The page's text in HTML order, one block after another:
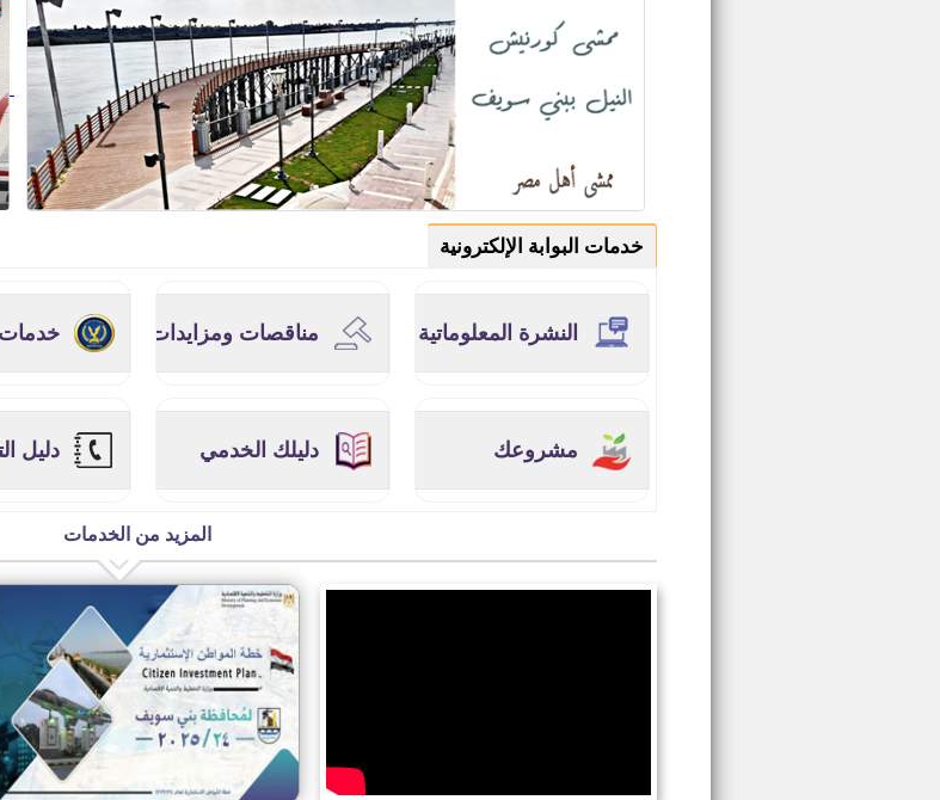
خدمات البوابة الإلكترونية
النشرة المعلوماتية مناقصات ومزايدات خدمات
مشروعك دليلك الخدمي دليل
أعلام بني سويف معاش كرامة فاتورة
المزيد من الخدمات